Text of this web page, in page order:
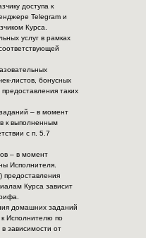
доступа к
Telegram и
Курса.
услуг в рамках
листов, бонусных
таких
– в момент
к выполненным
с п. 5.7
– в момент
Исполнителя.
предоставления
Курса зависит
домашних заданий
к Исполнителю по
зависимости от